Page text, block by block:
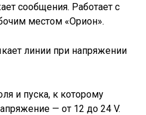
сообщения. Работает с
местом «Орион».
линии при напряжении
и пуска, к которому
— от 12 до 24 V.